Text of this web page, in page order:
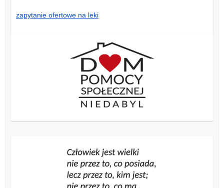
zapytanie ofertowe na leki